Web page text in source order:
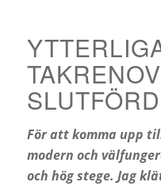
För att komma upp
modern och
och hög stege. Jag